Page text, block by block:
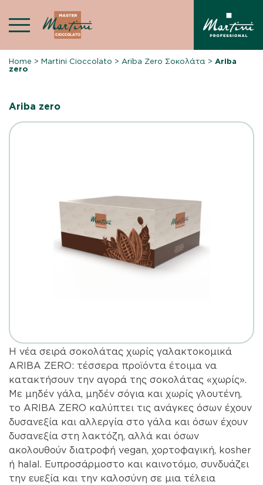
content
Home >Martini Cioccolato >Ariba Zero Σοκολάτα >Ariba
zero
Ariba zero
Η νέα σειρά σοκολάτας χωρίς γαλακτοκομικά
ARIBA ZERO: τέσσερα προϊόντα έτοιμα να
κατακτήσουν την αγορά της σοκολάτας «χωρίς».
Με μηδέν γάλα, μηδέν σόγια και χωρίς γλουτένη,
το ARIBA ZERO καλύπτει τις ανάγκες όσων έχουν
δυσανεξία και αλλεργία στο γάλα και όσων έχουν
δυσανεξία στη λακτόζη, αλλά και όσων
ακολουθούν διατροφή vegan, χορτοφαγική, kosher
ή halal. Ευπροσάρμοστο και καινοτόμο, συνδυάζει
την ευεξία και την καλοσύνη σε μια τέλεια